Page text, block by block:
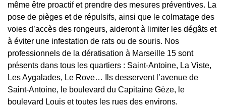
même être proactif et prendre des mesures préventives. La
pose de pièges et de répulsifs, ainsi que le colmatage des
voies d’accès des rongeurs, aideront à limiter les dégâts et
à éviter une infestation de rats ou de souris. Nos
professionnels de la dératisation à Marseille 15 sont
présents dans tous les quartiers : Saint-Antoine, La Viste,
Les Aygalades, Le Rove… Ils desservent l’avenue de
Saint-Antoine, le boulevard du Capitaine Gèze, le
boulevard Louis et toutes les rues des environs.